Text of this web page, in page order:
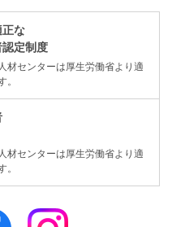
正な
定制度
材センターは厚生労働省より適
。
材センターは厚生労働省より適
。